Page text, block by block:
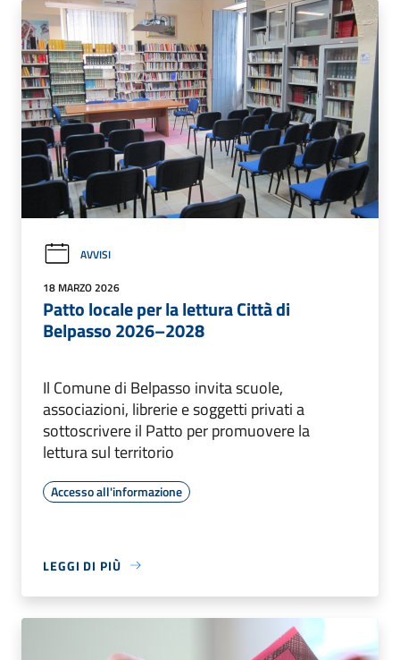
AVVISI
18 MARZO 2026
Patto locale per la lettura Città di
Belpasso 2026–2028
Il Comune di Belpasso invita scuole,
associazioni, librerie e soggetti privati a
sottoscrivere il Patto per promuovere la
lettura sul territorio
Accesso all'informazione
LEGGI DI PIÙ